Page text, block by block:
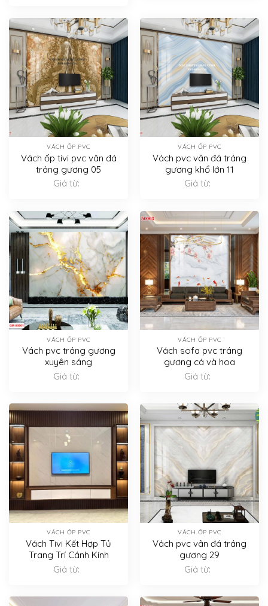
VÁCH ỐP PVC
Vách ốp tivi pvc vân đá
tráng gương 05
Giá từ:
VÁCH ỐP PVC
Vách pvc vân đá tráng
gương khổ lớn 11
Giá từ:
VÁCH ỐP PVC
Vách pvc tráng gương
xuyên sáng
Giá từ:
VÁCH ỐP PVC
Vách sofa pvc tráng
gương cá và hoa
Giá từ:
VÁCH ỐP PVC
Vách Tivi Kết Hợp Tủ
Trang Trí Cánh Kính
Giá từ:
VÁCH ỐP PVC
Vách pvc vân đá tráng
gương 29
Giá từ: